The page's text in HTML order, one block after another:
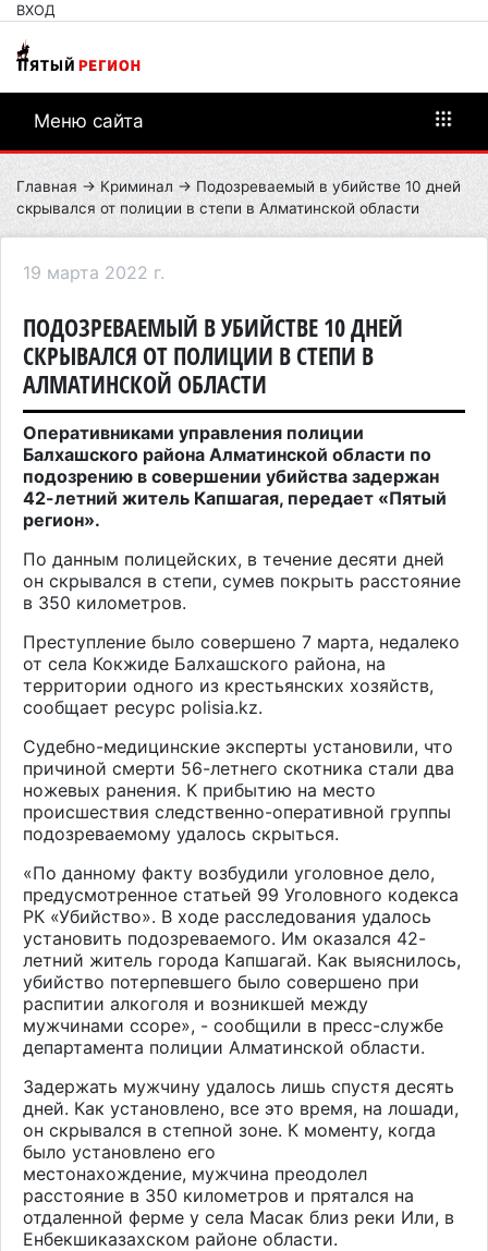
ВХОД
Меню сайта
Главная → Криминал → Подозреваемый в убийстве 10 дней
скрывался от полиции в степи в Алматинской области
19 марта 2022 г.
ПОДОЗРЕВАЕМЫЙ В УБИЙСТВЕ 10 ДНЕЙ
СКРЫВАЛСЯ ОТ ПОЛИЦИИ В СТЕПИ В
АЛМАТИНСКОЙ ОБЛАСТИ
Оперативниками управления полиции
Балхашского района Алматинской области по
подозрению в совершении убийства задержан
42-летний житель Капшагая, передает «Пятый
регион».
По данным полицейских, в течение десяти дней
он скрывался в степи, сумев покрыть расстояние
в 350 километров.
Преступление было совершено 7 марта, недалеко
от села Кокжиде Балхашского района, на
территории одного из крестьянских хозяйств,
сообщает ресурс polisia.kz.
Судебно-медицинские эксперты установили, что
причиной смерти 56-летнего скотника стали два
ножевых ранения. К прибытию на место
происшествия следственно-оперативной группы
подозреваемому удалось скрыться.
«По данному факту возбудили уголовное дело,
предусмотренное статьей 99 Уголовного кодекса
РК «Убийство». В ходе расследования удалось
установить подозреваемого. Им оказался 42-
летний житель города Капшагай. Как выяснилось,
убийство потерпевшего было совершено при
распитии алкоголя и возникшей между
мужчинами ссоре», - сообщили в пресс-службе
департамента полиции Алматинской области.
Задержать мужчину удалось лишь спустя десять
дней. Как установлено, все это время, на лошади,
он скрывался в степной зоне. К моменту, когда
было установлено его
местонахождение, мужчина преодолел
расстояние в 350 километров и прятался на
отдаленной ферме у села Масак близ реки Или, в
Енбекшиказахском районе области.